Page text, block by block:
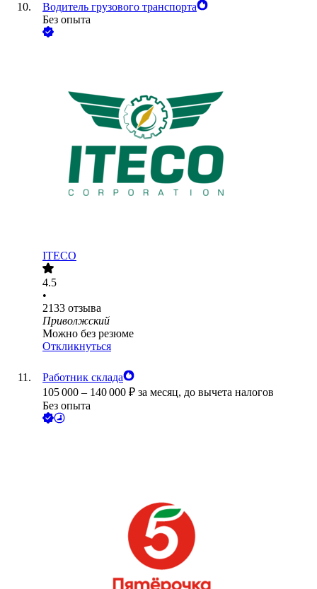
Водитель грузового транспорта
Без опыта
ITECO
4.5
•
2133 отзыва
Приволжский
Можно без резюме
Откликнуться
Работник склада
105 000 – 140 000 ₽ за месяц, до вычета налогов
Без опыта